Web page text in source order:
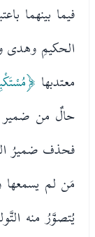
فيما بينهما
الحكيمِ وهدى
معتدبها
حالٌ من ضمير
فحذف ضميرُ
مَن لم
يُتصوَّرُ منه